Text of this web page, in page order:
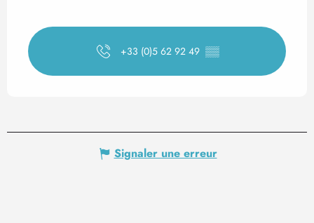
+33 (0)5 62 92 49 ▒▒
Signaler une erreur